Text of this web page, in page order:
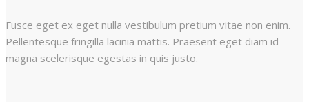
Fusce eget ex eget nulla vestibulum pretium vitae non enim.
Pellentesque fringilla lacinia mattis. Praesent eget diam id
magna scelerisque egestas in quis justo.